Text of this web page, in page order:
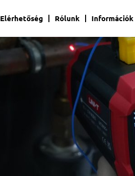
Elérhetőség Rólunk Információk